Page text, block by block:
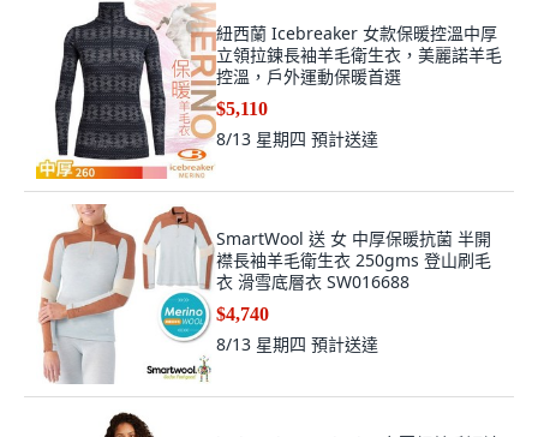
紐西蘭 Icebreaker 女款保暖控溫中厚
立領拉鍊長袖羊毛衛生衣，美麗諾羊毛
控溫，戶外運動保暖首選
$5,110
8/13 星期四 預計送達
SmartWool 送 女 中厚保暖抗菌 半開
襟長袖羊毛衛生衣 250gms 登山刷毛
衣 滑雪底層衣 SW016688
$4,740
8/13 星期四 預計送達